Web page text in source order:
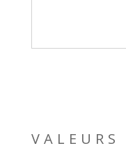
VALEURS